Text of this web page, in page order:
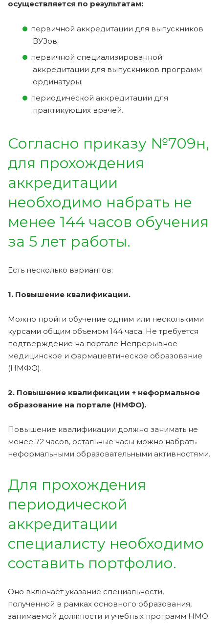
осуществляется по результатам:
первичной аккредитации для выпускников
ВУЗов;
первичной специализированной
аккредитации для выпускников программ
ординатуры;
периодической аккредитации для
практикующих врачей.
Согласно приказу №709н,
для прохождения
аккредитации
необходимо набрать не
менее 144 часов обучения
за 5 лет работы.
Есть несколько вариантов:
1. Повышение квалификации.
Можно пройти обучение одним или несколькими
курсами общим объемом 144 часа. Не требуется
подтверждение на портале Непрерывное
медицинское и фармацевтическое образование
(НМФО).
2. Повышение квалификации + неформальное
образование на портале (НМФО).
Повышение квалификации должно занимать не
менее 72 часов, остальные часы можно набрать
неформальными образовательными активностями.
Для прохождения
периодической
аккредитации
специалисту необходимо
составить портфолио.
Оно включает указание специальности,
полученной в рамках основного образования,
занимаемой должности и учебных программ НМО.